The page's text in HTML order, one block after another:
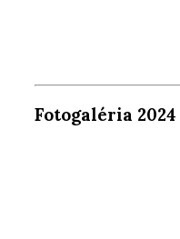
Fotogaléria 2024